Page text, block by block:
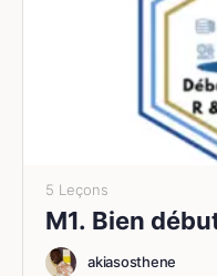
5 Leçons
M1. Bien
akiasosthene